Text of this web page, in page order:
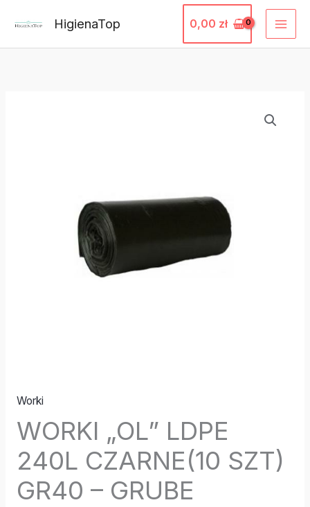
treści
HigienaTop 0,00 zł
Worki
WORKI „OL” LDPE
240L CZARNE(10 SZT)
GR40 – GRUBE